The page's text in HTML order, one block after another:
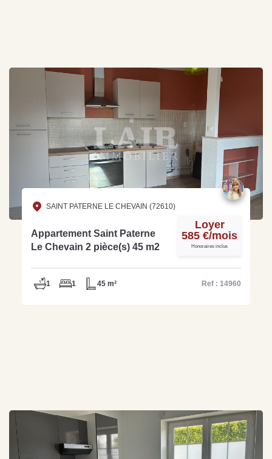
SAINT PATERNE LE CHEVAIN (72610)
Appartement Saint Paterne
Le Chevain 2 pièce(s) 45 m2
Loyer
585 €/mois
Honoraires inclus
1 1 45 m² Ref : 14960